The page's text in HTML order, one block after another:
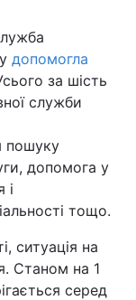
допомогла
за шість
служби
пошуку
допомога у
і
тощо.
ситуація на
Станом на 1
серед